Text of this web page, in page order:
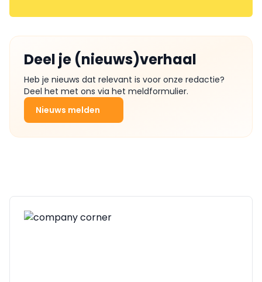
Deel je (nieuws)verhaal
Heb je nieuws dat relevant is voor onze redactie?
Deel het met ons via het meldformulier.
Nieuws melden